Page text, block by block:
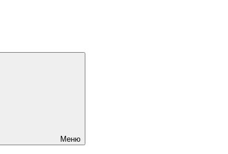
Меню